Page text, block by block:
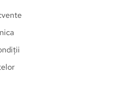
Sălaj
Sibiu